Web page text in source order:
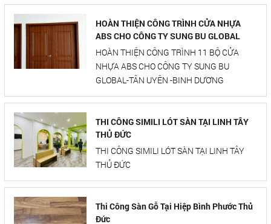
HOÀN THIỆN CÔNG TRÌNH CỬA NHỰA
ABS CHO CÔNG TY SUNG BU GLOBAL
HOÀN THIỆN CÔNG TRÌNH 11 BỘ CỬA
NHỰA ABS CHO CÔNG TY SUNG BU
GLOBAL-TÂN UYÊN -BINH DƯƠNG
THI CÔNG SIMILI LÓT SÀN TẠI LINH TÂY
THỦ ĐỨC
THI CÔNG SIMILI LÓT SÀN TẠI LINH TÂY
THỦ ĐỨC
Thi Công Sàn Gỗ Tại Hiệp Bình Phước Thủ
Đức